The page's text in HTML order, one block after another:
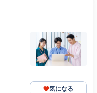
気になる